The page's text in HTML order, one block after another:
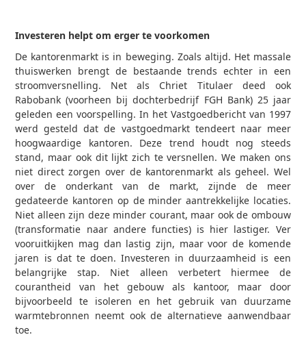
Investeren helpt om erger te voorkomen
De kantorenmarkt is in beweging. Zoals altijd. Het massale
thuiswerken brengt de bestaande trends echter in een
stroomversnelling. Net als Chriet Titulaer deed ook
Rabobank (voorheen bij dochterbedrijf FGH Bank) 25 jaar
geleden een voorspelling. In het Vastgoedbericht van 1997
werd gesteld dat de vastgoedmarkt tendeert naar meer
hoogwaardige kantoren. Deze trend houdt nog steeds
stand, maar ook dit lijkt zich te versnellen. We maken ons
niet direct zorgen over de kantorenmarkt als geheel. Wel
over de onderkant van de markt, zijnde de meer
gedateerde kantoren op de minder aantrekkelijke locaties.
Niet alleen zijn deze minder courant, maar ook de ombouw
(transformatie naar andere functies) is hier lastiger. Ver
vooruitkijken mag dan lastig zijn, maar voor de komende
jaren is dat te doen. Investeren in duurzaamheid is een
belangrijke stap. Niet alleen verbetert hiermee de
courantheid van het gebouw als kantoor, maar door
bijvoorbeeld te isoleren en het gebruik van duurzame
warmtebronnen neemt ook de alternatieve aanwendbaar
toe.